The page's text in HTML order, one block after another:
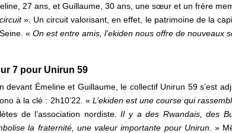
27 ans, et Guillaume, 30 ans, une sœur et un frère
». Un circuit valorisant, en effet, le patrimoine de la
« On est entre amis, l’ekiden nous offre de nouveaux
7 pour Unirun 59
devant Émeline et Guillaume, le collectif Unirun 59 s’est
à la clé : 2h10’22. « L’ekiden est une course qui
de l’association nordiste.Il y a des Rwandais, des
la fraternité, une valeur importante pour Unirun. »